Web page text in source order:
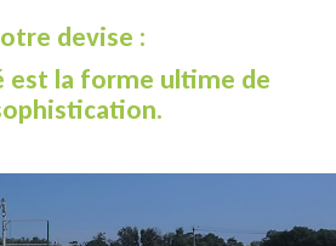
devise :
est la forme ultime de